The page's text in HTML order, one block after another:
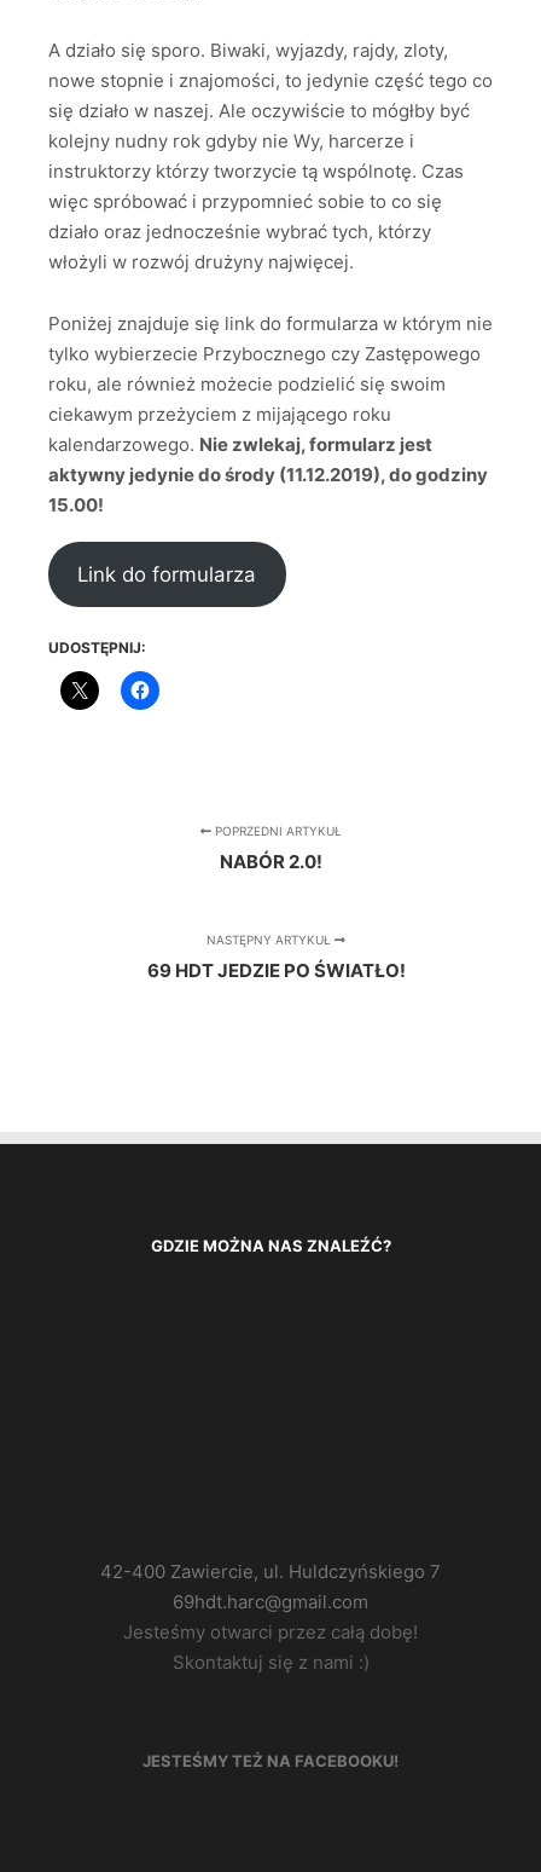
A działo się sporo. Biwaki, wyjazdy, rajdy, zloty,
nowe stopnie i znajomości, to jedynie część tego co
się działo w naszej. Ale oczywiście to mógłby być
kolejny nudny rok gdyby nie Wy, harcerze i
instruktorzy którzy tworzycie tą wspólnotę. Czas
więc spróbować i przypomnieć sobie to co się
działo oraz jednocześnie wybrać tych, którzy
włożyli w rozwój drużyny najwięcej.
Poniżej znajduje się link do formularza w którym nie
tylko wybierzecie Przybocznego czy Zastępowego
roku, ale również możecie podzielić się swoim
ciekawym przeżyciem z mijającego roku
kalendarzowego. Nie zwlekaj, formularz jest
aktywny jedynie do środy (11.12.2019), do godziny
15.00!
Link do formularza
UDOSTĘPNIJ:
POPRZEDNI ARTYKUŁ
NABÓR 2.0!
NASTĘPNY ARTYKUŁ
69 HDT JEDZIE PO ŚWIATŁO!
GDZIE MOŻNA NAS ZNALEŹĆ?
42-400 Zawiercie, ul. Huldczyńskiego 7
69hdt.harc@gmail.com
Jesteśmy otwarci przez całą dobę!
Skontaktuj się z nami :)
JESTEŚMY TEŻ NA FACEBOOKU!